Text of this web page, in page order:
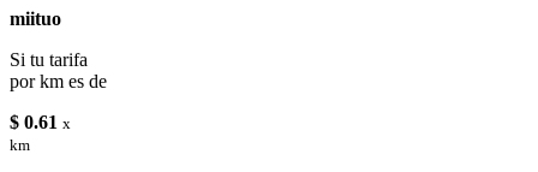
miituo
Si tu tarifa
por km es de
$ 0.61 x
km